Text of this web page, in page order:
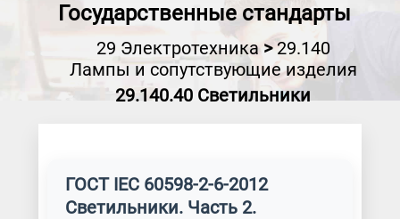
Государственные стандарты
29 Электротехника>29.140
Лампы и сопутствующие изделия
29.140.40 Светильники
ГОСТ IEC 60598-2-6-2012
Светильники. Часть 2.